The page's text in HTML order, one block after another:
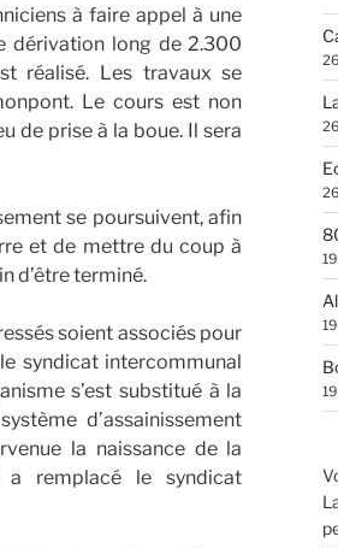
à faire appel à une
dérivation long de 2.300
réalisé. Les travaux se
Le cours est non
de prise à la boue. Il sera
se poursuivent, afin
et de mettre du coup à
d’être terminé.
soient associés pour
syndicat intercommunal
s’est substitué à la
d’assainissement
la naissance de la
remplacé le syndicat